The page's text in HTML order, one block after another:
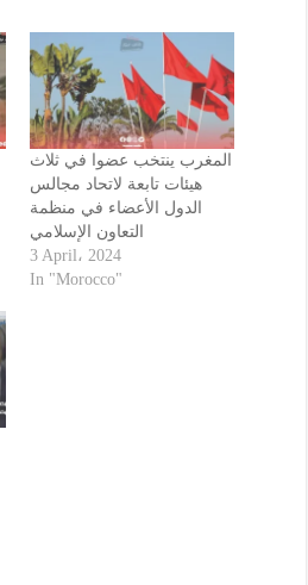
المغرب ينتخب عضوا في ثلاث
هيئات تابعة لاتحاد مجالس
الدول الأعضاء في منظمة
التعاون الإسلامي
3 April، 2024
In "Morocco"